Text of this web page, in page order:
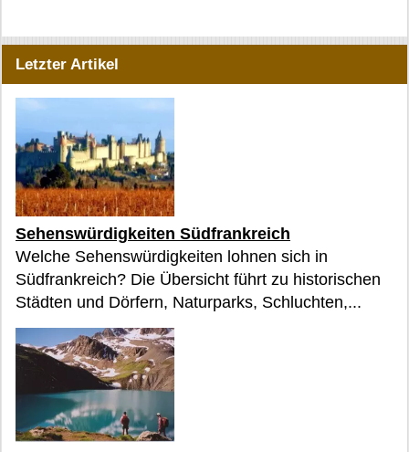
Letzter Artikel
Sehenswürdigkeiten Südfrankreich
Welche Sehenswürdigkeiten lohnen sich in
Südfrankreich? Die Übersicht führt zu historischen
Städten und Dörfern, Naturparks, Schluchten,...